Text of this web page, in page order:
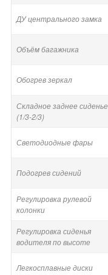
ДУ центрального замка
Объём багажника
Обогрев зеркал
Складное заднее сиденье
(1/3-2/3)
Светодиодные фары
Подогрев сидений
Регулировка рулевой
колонки
Регулировка сиденья
водителя по высоте
Легкосплавные диски